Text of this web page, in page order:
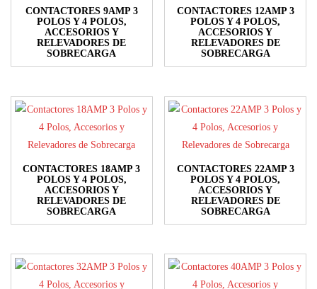
opciones
se
pueden
la
página
de
opciones
se
pueden
la
página
de
producto
CONTACTORES 9AMP 3
POLOS Y 4 POLOS,
ACCESORIOS Y
RELEVADORES DE
SOBRECARGA
Este
tiene
múltiples
variantes.
opciones
se
pueden
la
página
CONTACTORES 12AMP 3
POLOS Y 4 POLOS,
ACCESORIOS Y
RELEVADORES DE
SOBRECARGA
Este
tiene
múltiples
variantes.
opciones
se
pueden
la
página
CONTACTORES 18AMP 3
POLOS Y 4 POLOS,
ACCESORIOS Y
RELEVADORES DE
SOBRECARGA
Este
tiene
múltiples
CONTACTORES 22AMP 3
POLOS Y 4 POLOS,
ACCESORIOS Y
RELEVADORES DE
SOBRECARGA
Este
tiene
múltiples